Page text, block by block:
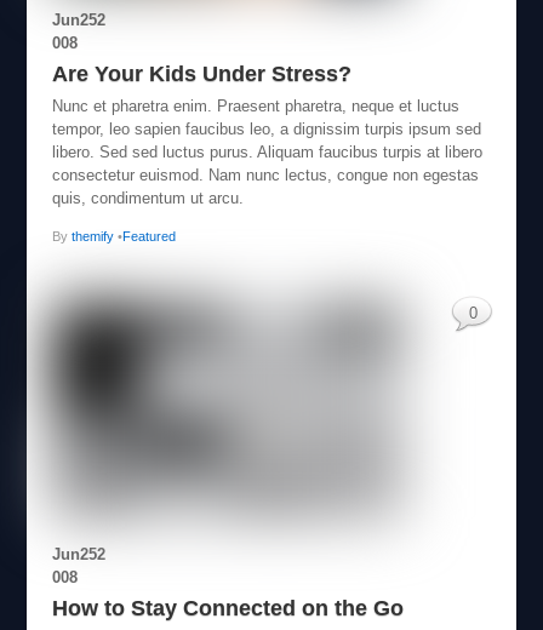
Jun252
008
Are Your Kids Under Stress?
Nunc et pharetra enim. Praesent pharetra, neque et luctus
tempor, leo sapien faucibus leo, a dignissim turpis ipsum sed
libero. Sed sed luctus purus. Aliquam faucibus turpis at libero
consectetur euismod. Nam nunc lectus, congue non egestas
quis, condimentum ut arcu.
By themify•Featured
Jun252
008
How to Stay Connected on the Go
0